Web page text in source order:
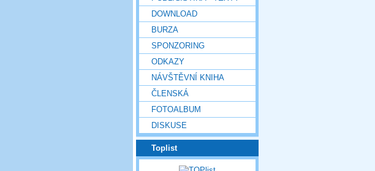
DOWNLOAD
BURZA
SPONZORING
ODKAZY
NÁVŠTĚVNÍ KNIHA
ČLENSKÁ
FOTOALBUM
DISKUSE
Toplist